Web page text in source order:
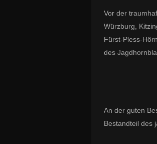
Vor der
Würzburg,
Fürst-Pless-
des
An der guten
Bestandteil des